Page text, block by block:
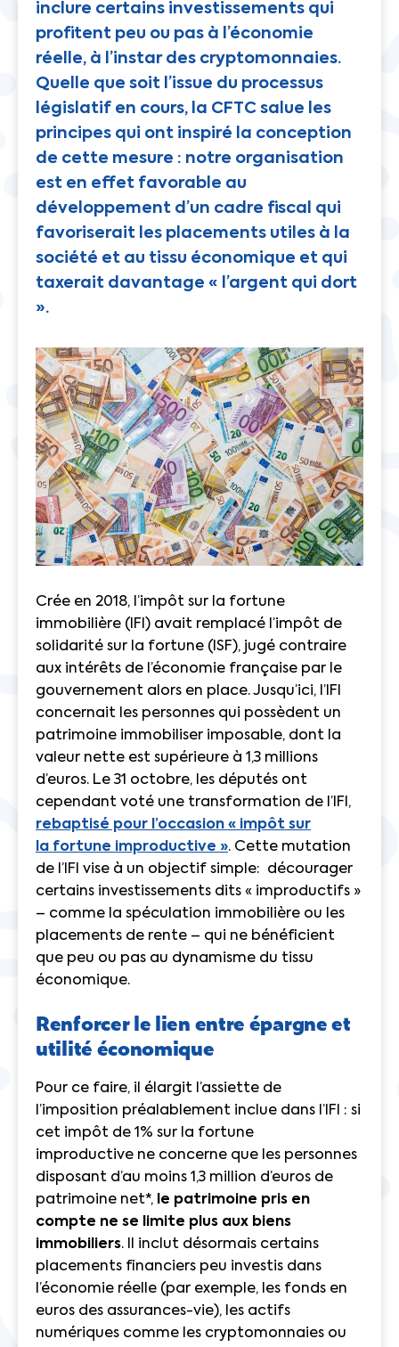
inclure certains investissements qui
profitent peu ou pas à l’économie
réelle, à l’instar des cryptomonnaies.
Quelle que soit l’issue du processus
législatif en cours, la CFTC salue les
principes qui ont inspiré la conception
de cette mesure : notre organisation
est en effet favorable au
développement d’un cadre fiscal qui
favoriserait les placements utiles à la
société et au tissu économique et qui
taxerait davantage « l’argent qui dort
».
Crée en 2018, l’impôt sur la fortune
immobilière (IFI) avait remplacé l’impôt de
solidarité sur la fortune (ISF), jugé contraire
aux intérêts de l’économie française par le
gouvernement alors en place. Jusqu’ici, l’IFI
concernait les personnes qui possèdent un
patrimoine immobiliser imposable, dont la
valeur nette est supérieure à 1,3 millions
d’euros. Le 31 octobre, les députés ont
cependant voté une transformation de l’IFI,
rebaptisé pour l’occasion « impôt sur
la fortune improductive ». Cette mutation
de l’IFI vise à un objectif simple: décourager
certains investissements dits « improductifs »
– comme la spéculation immobilière ou les
placements de rente – qui ne bénéficient
que peu ou pas au dynamisme du tissu
économique.
Renforcer le lien entre épargne et
utilité économique
Pour ce faire, il élargit l’assiette de
l’imposition préalablement inclue dans l’IFI : si
cet impôt de 1% sur la fortune
improductive ne concerne que les personnes
disposant d’au moins 1,3 million d’euros de
patrimoine net*, le patrimoine pris en
compte ne se limite plus aux biens
immobiliers. Il inclut désormais certains
placements financiers peu investis dans
l’économie réelle (par exemple, les fonds en
euros des assurances-vie), les actifs
numériques comme les cryptomonnaies ou